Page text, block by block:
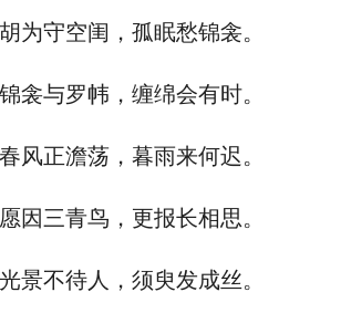
守空闺，孤眠愁锦衾。
与罗帏，缠绵会有时。
正澹荡，暮雨来何迟。
三青鸟，更报长相思。
不待人，须臾发成丝。